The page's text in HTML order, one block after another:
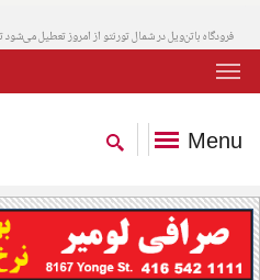
فرودگاه باتن‌ویل در شمال تورنتو از امروز تعطیل
Menu